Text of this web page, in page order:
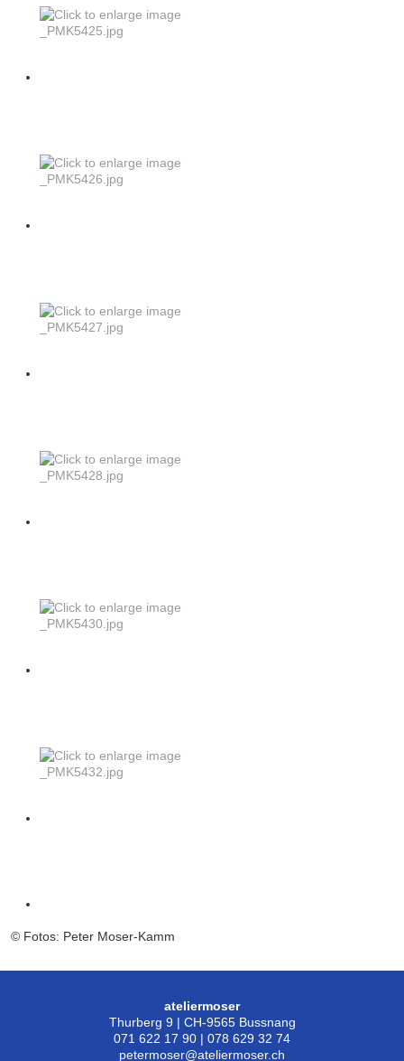
© Fotos: Peter Moser-Kamm
ateliermoser
Thurberg 9 | CH-9565 Bussnang
071 622 17 90 | 078 629 32 74
petermoser@ateliermoser.ch